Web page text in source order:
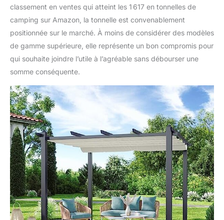
classement en ventes qui atteint les 1 617 en tonnelles de
camping sur Amazon, la tonnelle est convenablement
positionnée sur le marché. À moins de considérer des modèles
de gamme supérieure, elle représente un bon compromis pour
qui souhaite joindre l’utile à l’agréable sans débourser une
somme conséquente.